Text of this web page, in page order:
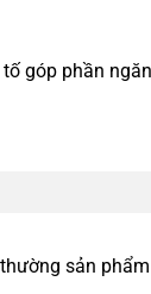
góp phần
sản